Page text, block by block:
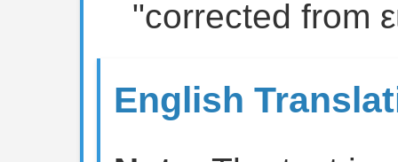
"corrected from
English